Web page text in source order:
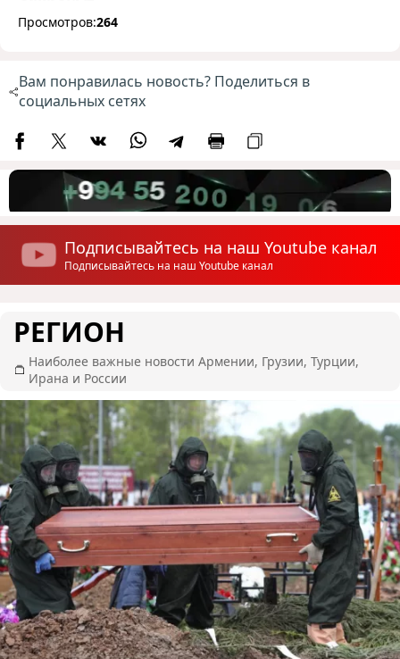
Просмотров:264
Вам понравилась новость? Поделиться в
социальных сетях
Подписывайтесь на наш Youtube канал
Подписывайтесь на наш Youtube канал
РЕГИОН
Наиболее важные новости Армении, Грузии, Турции,
Ирана и России